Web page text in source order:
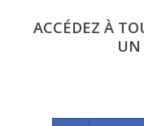
ACCÉDEZ À
UN